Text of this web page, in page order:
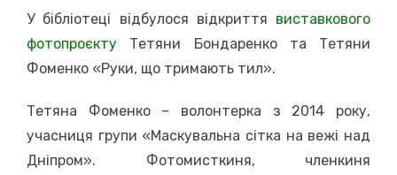
У бібліотеці відбулося відкриття виставкового
фотопроєкту Тетяни Бондаренко та Тетяни
Фоменко «Руки, що тримають тил».
Тетяна Фоменко – волонтерка з 2014 року,
учасниця групи «Маскувальна сітка на вежі над
Дніпром». Фотомисткиня, членкиня